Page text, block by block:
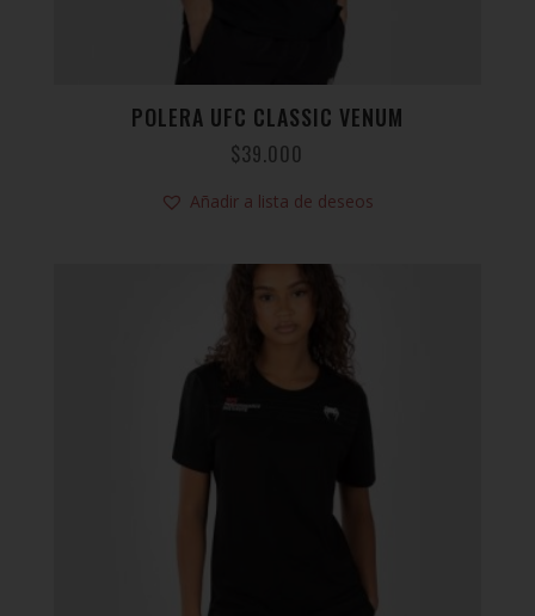
POLERA UFC CLASSIC VENUM
$39.000
Añadir a lista de deseos